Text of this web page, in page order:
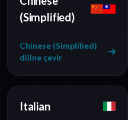
(Simplified)
Chinese (Simplified)
diline çevir
Italian